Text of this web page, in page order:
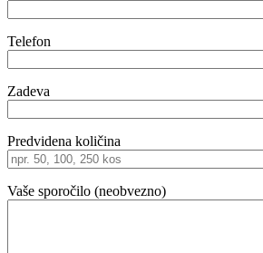
Telefon
Zadeva
Predvidena količina
Vaše sporočilo (neobvezno)